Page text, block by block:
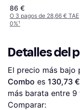
86 €
O 3 pagos de 28,66 € TAE
0%¹
Detalles del
El precio más bajo
Combo es 130,73 €
más barata entre 9
Comparar: